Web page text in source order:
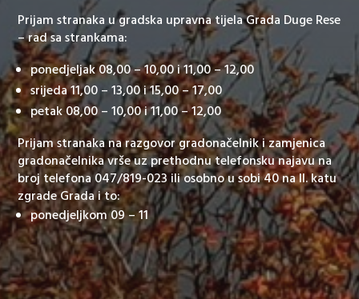
Prijam stranaka u gradska upravna tijela Grada Duge Rese
– rad sa strankama:
ponedjeljak 08,00 – 10,00 i 11,00 – 12,00
srijeda 11,00 – 13,00 i 15,00 – 17,00
petak 08,00 – 10,00 i 11,00 – 12,00
Prijam stranaka na razgovor gradonačelnik i zamjenica
gradonačelnika vrše uz prethodnu telefonsku najavu na
broj telefona 047/819-023 ili osobno u sobi 40 na II. katu
zgrade Grada i to:
ponedjeljkom 09 – 11